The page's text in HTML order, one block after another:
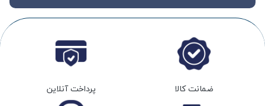
ضمانت کالا پرداخت آنلاین